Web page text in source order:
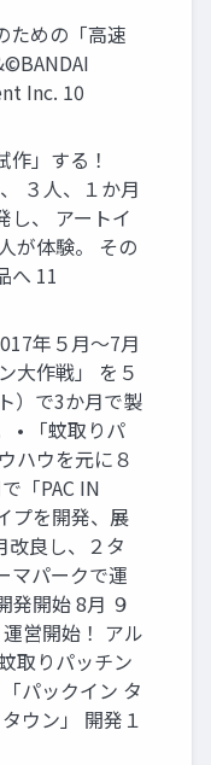
ための「高速
Inc. 10
」する！
３人、１か月
し、 アートイ
が体験。 その
へ 11
年５月～7月
大作戦」 を５
）で3か月で製
• 「蚊取りパ
ハウを元に８
「PAC IN
プを開発、展
改良し、２タ
マパークで運
発開始 8月 ９
営開始！ アル
取りパッチン
パックイン タ
ウン」 開発１